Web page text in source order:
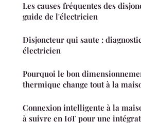
Les causes fréquentes des
guide de l'électricien
Disjoncteur qui saute :
électricien
Pourquoi le bon
thermique change tout à la
Connexion intelligente à la
à suivre en IoT pour une